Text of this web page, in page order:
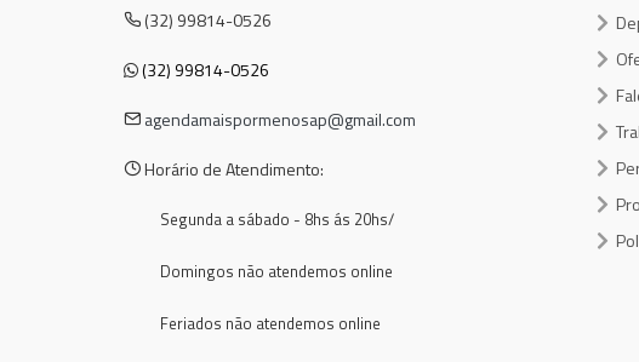
(32) 99814-0526
(32) 99814-0526
agendamaispormenosap@gmail.com
Horário de Atendimento:
Segunda a sábado - 8hs ás 20hs/
Domingos não atendemos online
Feriados não atendemos online